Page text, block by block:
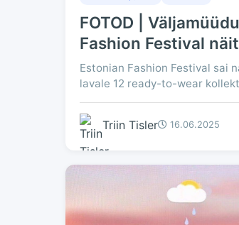
FOTOD |
Fashion Festival
Estonian Fashion Festival sai
lavale 12 ready-to-wear
Triin Tisler 16.06.2025